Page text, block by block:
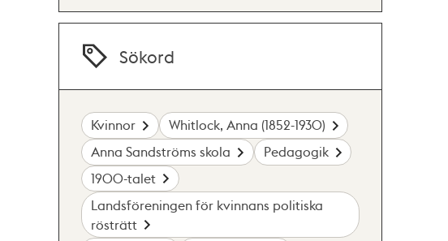
Sökord
Kvinnor
Whitlock, Anna (1852-1930)
Anna Sandströms skola
Pedagogik
1900-talet
Landsföreningen för kvinnans politiska
rösträtt